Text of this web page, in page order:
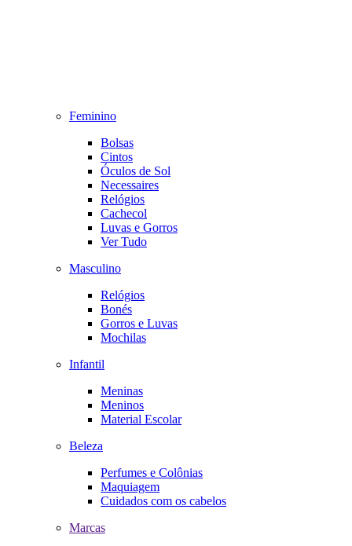
Feminino
Bolsas
Cintos
Óculos de Sol
Necessaires
Relógios
Cachecol
Luvas e Gorros
Ver Tudo
Masculino
Relógios
Bonés
Gorros e Luvas
Mochilas
Infantil
Meninas
Meninos
Material Escolar
Beleza
Perfumes e Colônias
Maquiagem
Cuidados com os cabelos
Marcas